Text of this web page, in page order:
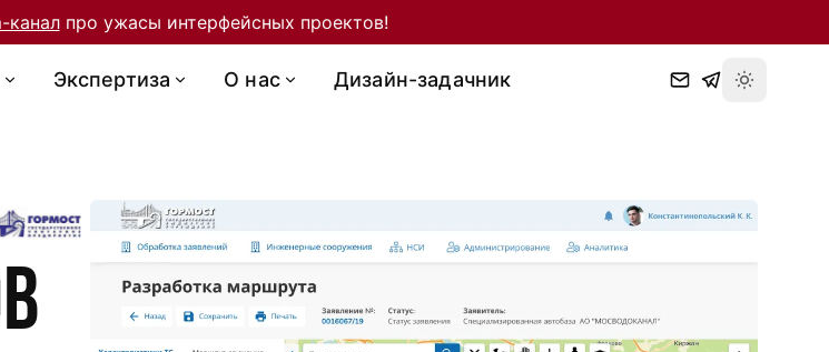
каналпро ужасы интерфейсных проектов!
Экспертиза О нас Дизайн-задачник